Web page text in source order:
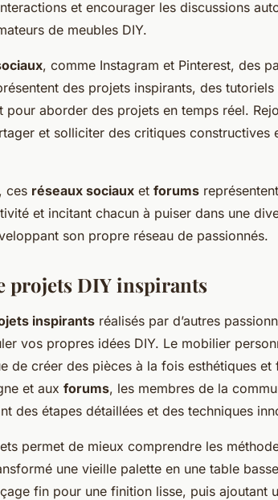
et encourager les discussions
de meubles DIY.
, comme Instagram et Pinterest, des
des projets inspirants, des
pour aborder des projets en temps réel.
et solliciter des critiques constructives
ces réseaux sociaux et forums
et incitant chacun à puiser dans une
son propre réseau de passionnés.
projets DIY inspirants
inspirants réalisés par d’autres
vos propres idées DIY. Le mobilier
de créer des pièces à la fois esthétiques
et aux forums, les membres de la
des étapes détaillées et des techniques
permet de mieux comprendre les
une vieille palette en une table
fin pour une finition lisse, puis ajoutant